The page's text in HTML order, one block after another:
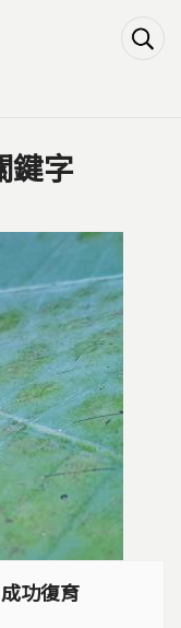
鍵字
功復育